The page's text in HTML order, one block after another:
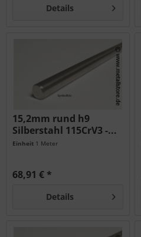
Details
15,2mm rund h9
Silberstahl 115CrV3 -...
Einheit 1 Meter
68,91 € *
Details